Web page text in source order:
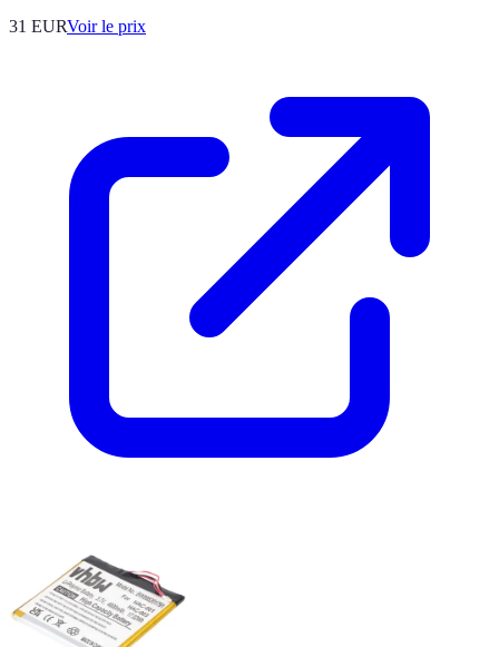
31 EURVoir le prix